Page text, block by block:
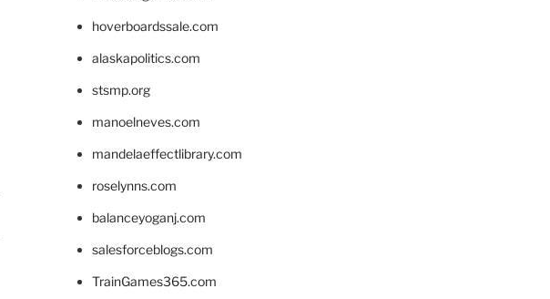
hoverboardssale.com
alaskapolitics.com
stsmp.org
manoelneves.com
mandelaeffectlibrary.com
roselynns.com
balanceyoganj.com
salesforceblogs.com
TrainGames365.com